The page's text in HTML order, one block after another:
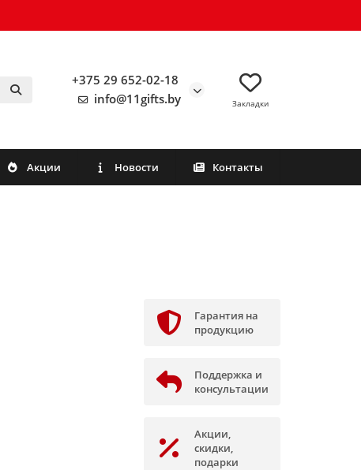
+375 29 652-02-18
info@11gifts.by
Закладки
Акции Новости Контакты
Гарантия на
продукцию
Поддержка и
консультации
Акции,
скидки,
подарки